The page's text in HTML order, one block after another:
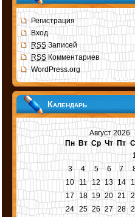
Регистрация
Вход
RSSЗаписей
RSS Комментариев
WordPress.org
Календарь
Август 2026
Пн Вт Ср Чт Пт
3
4 5 6 7
10 11 12 13 14
17
18 19 20 21
24 25 26 27 28